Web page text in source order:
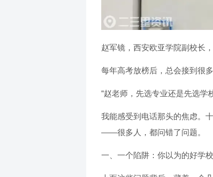
赵军镜，西安欧亚学院副校长
每年高考放榜后，总会接到很
“赵老师，先选专业还是先选学
我能感受到电话那头的焦虑。
——很多人，都问错了问题。
一、一个陷阱：你以为的好学